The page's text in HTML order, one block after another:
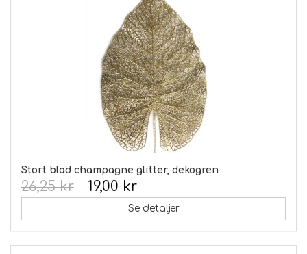
Stort blad champagne glitter, dekogren
19,00 kr
26,25 kr
Se detaljer